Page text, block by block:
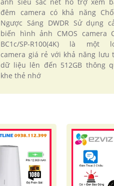
đêm camera có khả năng
Ngược Sáng DWDR Sử dụng
biến hình ảnh CMOS camera
BC1c/SP-R100(4K) là một
camera giá rẻ với khả năng lưu
dữ liệu lên đến 512GB thông
khe thẻ nhớ